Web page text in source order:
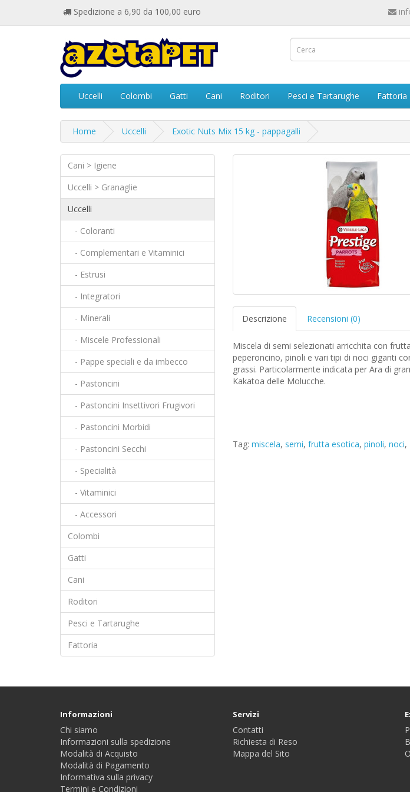
Spedizione a 6,90 da 100,00 euro
Uccelli Colombi Gatti Cani Roditori Pesci e Tartarughe Fattoria
Home Uccelli Exotic Nuts Mix 15 kg - pappagalli
Cani > Igiene
Uccelli > Granaglie
Uccelli
- Coloranti
- Complementari e Vitaminici
- Estrusi
- Integratori
- Minerali
- Miscele Professionali
- Pappe speciali e da imbecco
- Pastoncini
- Pastoncini Insettivori Frugivori
- Pastoncini Morbidi
- Pastoncini Secchi
- Specialità
- Vitaminici
- Accessori
Colombi
Gatti
Cani
Roditori
Pesci e Tartarughe
Fattoria
Descrizione Recensioni (0)
Miscela di semi selezionati arricchita con
peperoncino, pinoli e vari tipi di noci giganti
grassi. Particolarmente indicata per Ara di
Kakatoa delle Molucche.
Tag: miscela, semi, frutta esotica, pinoli, noci,
Informazioni
Chi siamo
Informazioni sulla spedizione
Modalità di Acquisto
Modalità di Pagamento
Informativa sulla privacy
Termini e Condizioni
Servizi
Contatti
Richiesta di Reso
Mappa del Sito